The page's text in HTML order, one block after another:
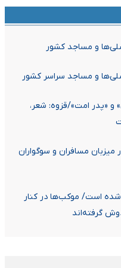
و مساجد کشور
و مساجد سراسر کشور
و «پدر امت»/قزوه: شعر،
میزبان مسافران و سوگواران
است/ موکب‌ها در کنار
دوش گرفته‌اند